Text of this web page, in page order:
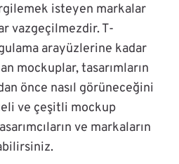
isteyen markalar
vazgeçilmezdir. T-
arayüzlerine kadar
mockuplar, tasarımların
önce nasıl görüneceğini
ve çeşitli mockup
ve markaların